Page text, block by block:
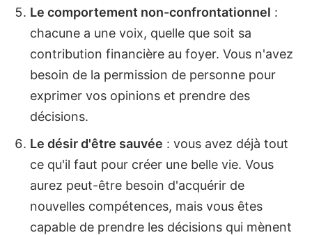
Le comportement non-confrontationnel :
chacune a une voix, quelle que soit sa
contribution financière au foyer. Vous n'avez
besoin de la permission de personne pour
exprimer vos opinions et prendre des
décisions.
Le désir d'être sauvée : vous avez déjà tout
ce qu'il faut pour créer une belle vie. Vous
aurez peut-être besoin d'acquérir de
nouvelles compétences, mais vous êtes
capable de prendre les décisions qui mènent